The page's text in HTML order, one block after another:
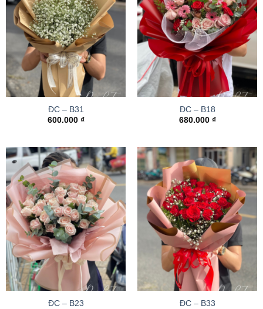
ĐC – B31
600.000 ₫
ĐC – B18
680.000 ₫
ĐC – B23
ĐC – B33